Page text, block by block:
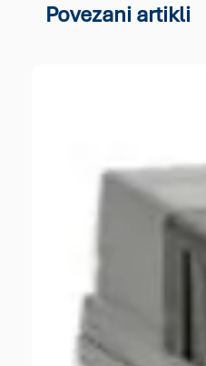
Povezani artikli